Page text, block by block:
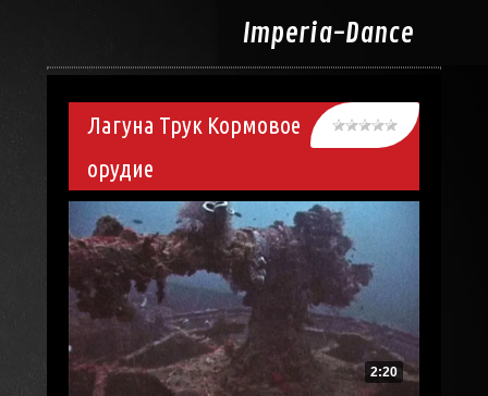
Imperia-Dance
Лагуна Трук Кормовое
орудие
2:20